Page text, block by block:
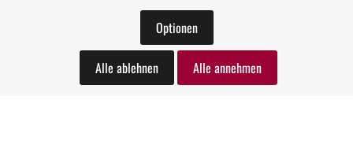
Optionen
Alle ablehnen Alle annehmen